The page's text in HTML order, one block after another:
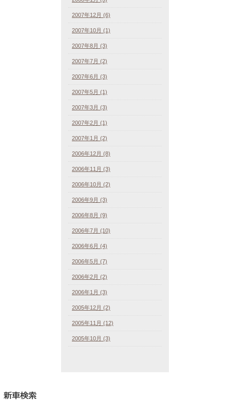
2007年12月 (6)
2007年10月 (1)
2007年8月 (3)
2007年7月 (2)
2007年6月 (3)
2007年5月 (1)
2007年3月 (3)
2007年2月 (1)
2007年1月 (2)
2006年12月 (8)
2006年11月 (3)
2006年10月 (2)
2006年9月 (3)
2006年8月 (9)
2006年7月 (10)
2006年6月 (4)
2006年5月 (7)
2006年2月 (2)
2006年1月 (3)
2005年12月 (2)
2005年11月 (12)
2005年10月 (3)